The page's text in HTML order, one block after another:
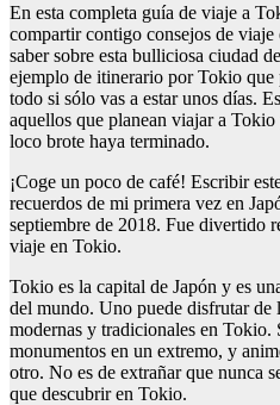
En esta completa guía de viaje a
compartir contigo consejos de
saber sobre esta bulliciosa ciudad
ejemplo de itinerario por Tokio que
todo si sólo vas a estar unos días.
aquellos que planean viajar a
loco brote haya terminado.
¡Coge un poco de café! Escribir
recuerdos de mi primera vez en
septiembre de 2018. Fue divertido
viaje en Tokio.
Tokio es la capital de Japón y es
del mundo. Uno puede disfrutar de
modernas y tradicionales en Tokio.
monumentos en un extremo, y
otro. No es de extrañar que nunca
que descubrir en Tokio.